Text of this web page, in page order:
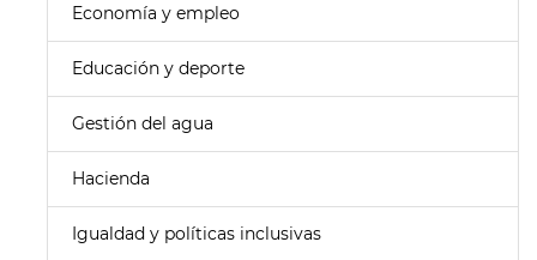
Economía y empleo
Educación y deporte
Gestión del agua
Hacienda
Igualdad y políticas inclusivas